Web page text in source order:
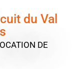
du Val
DE